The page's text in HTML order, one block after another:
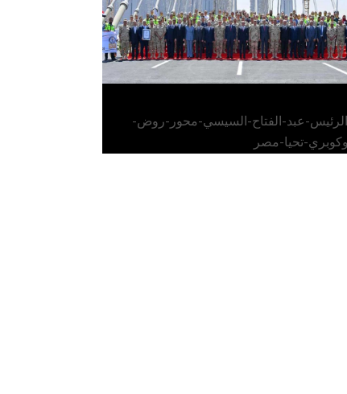
الرئيس-عبد-الفتاح-السيسي-محور-روض-
تحيا-مصر